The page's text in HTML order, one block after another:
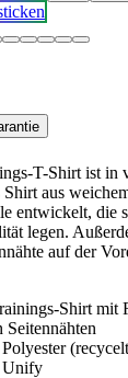
T-Shirt ist in
aus
entwickelt, die
legen.
auf der
Shirt mit
Seitennähten
Unify